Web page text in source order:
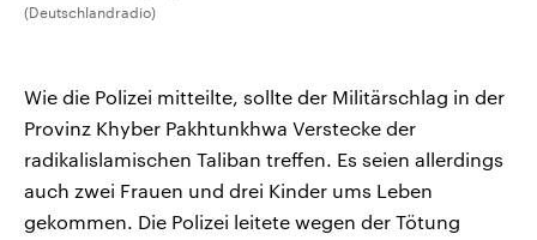
(Deutschlandradio)
Wie die Polizei mitteilte, sollte der Militärschlag in der
Provinz Khyber Pakhtunkhwa Verstecke der
radikalislamischen Taliban treffen. Es seien allerdings
auch zwei Frauen und drei Kinder ums Leben
gekommen. Die Polizei leitete wegen der Tötung